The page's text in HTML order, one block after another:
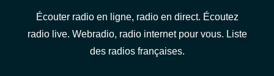
Écouter radio en ligne, radio en direct. Écoutez
radio live. Webradio, radio internet pour vous. Liste
des radios françaises.